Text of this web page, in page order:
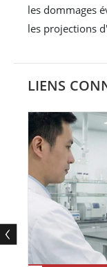
les dommages
les projections
LIENS